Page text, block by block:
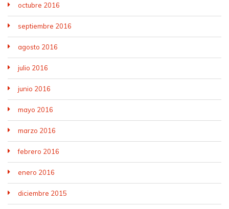
octubre 2016
septiembre 2016
agosto 2016
julio 2016
junio 2016
mayo 2016
marzo 2016
febrero 2016
enero 2016
diciembre 2015